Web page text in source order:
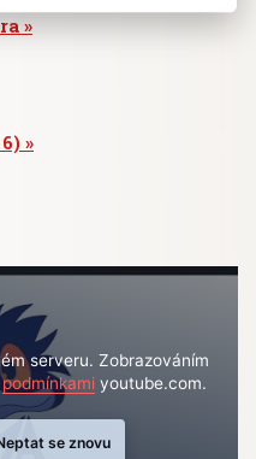
serveru. Zobrazováním
podmínkamiyoutube.com.
se znovu